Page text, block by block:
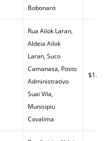
Bobonaro
Rua Ailok Laran,
Aldeia Ailok
Laran, Suco
Camanasa, Posto
Administrativo
Suai Vila,
Munisipiu
Covalima
$1.45